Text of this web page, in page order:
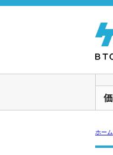
ホーム